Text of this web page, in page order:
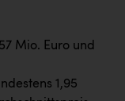
Mio. Euro und
1,95